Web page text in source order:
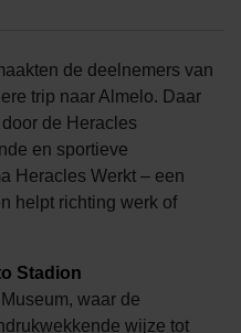
de deelnemers van
trip naar Almelo. Daar
de Heracles
en sportieve
Heracles Werkt – een
helpt richting werk of
Stadion
waar de
wijze tot